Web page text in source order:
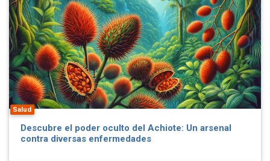
Salud
Descubre el poder oculto del Achiote: Un arsenal
contra diversas enfermedades